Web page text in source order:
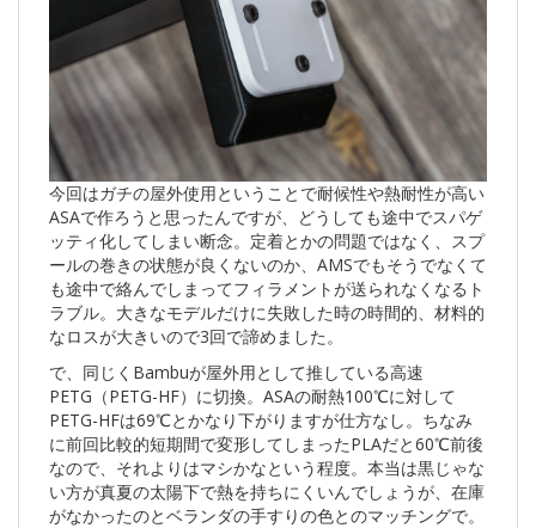
今回はガチの屋外使用ということで耐候性や熱耐性が高い
ASAで作ろうと思ったんですが、どうしても途中でスパゲ
ッティ化してしまい断念。定着とかの問題ではなく、スプ
ールの巻きの状態が良くないのか、AMSでもそうでなくて
も途中で絡んでしまってフィラメントが送られなくなるト
ラブル。大きなモデルだけに失敗した時の時間的、材料的
なロスが大きいので3回で諦めました。
で、同じくBambuが屋外用として推している高速
PETG（PETG-HF）に切換。ASAの耐熱100℃に対して
PETG-HFは69℃とかなり下がりますが仕方なし。ちなみ
に前回比較的短期間で変形してしまったPLAだと60℃前後
なので、それよりはマシかなという程度。本当は黒じゃな
い方が真夏の太陽下で熱を持ちにくいんでしょうが、在庫
がなかったのとベランダの手すりの色とのマッチングで。